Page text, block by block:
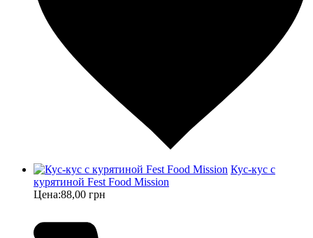
Кус-кус с
курятиной Fest Food Mission
Цена:88,00 грн